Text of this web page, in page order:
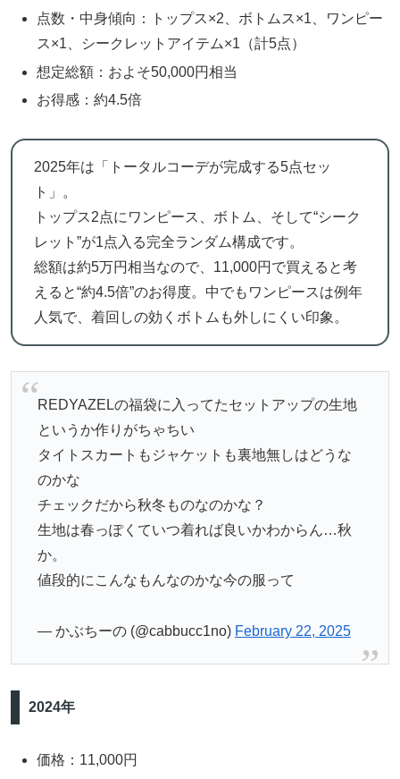
点数・中身傾向：トップス×2、ボトムス×1、ワンピー
ス×1、シークレットアイテム×1（計5点）
想定総額：およそ50,000円相当
お得感：約4.5倍
2025年は「トータルコーデが完成する5点セッ
ト」。
トップス2点にワンピース、ボトム、そして“シーク
レット”が1点入る完全ランダム構成です。
総額は約5万円相当なので、11,000円で買えると考
えると“約4.5倍”のお得度。中でもワンピースは例年
人気で、着回しの効くボトムも外しにくい印象。
REDYAZELの福袋に入ってたセットアップの生地
というか作りがちゃちい
タイトスカートもジャケットも裏地無しはどうな
のかな
チェックだから秋冬ものなのかな？
生地は春っぽくていつ着れば良いかわからん…秋
か。
値段的にこんなもんなのかな今の服って
— かぶちーの (@cabbucc1no) February 22, 2025
2024年
価格：11,000円